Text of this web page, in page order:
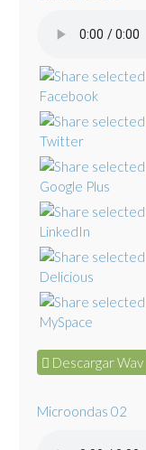
Descargar Wav
Microondas 02